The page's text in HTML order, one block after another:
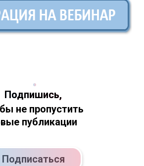
Подпишись,
не пропустить
публикации
Подписаться